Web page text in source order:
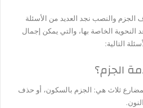
والنصب نجد العديد من الأسئلة
النحوية الخاصة بها، والتي يمكن إجمال
التالية:
الجزم؟
ثلاث هي: الجزم بالسكون، أو حذف